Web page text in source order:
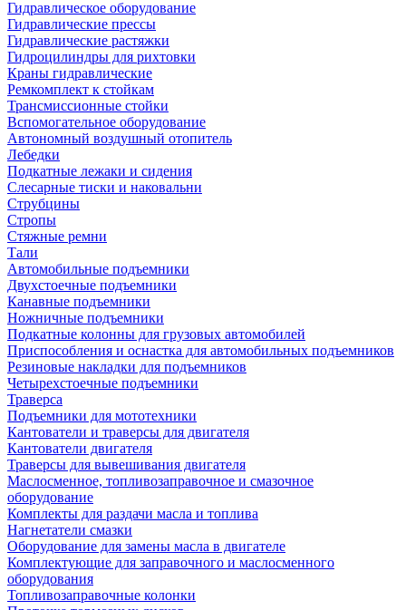
Гидравлическое оборудование
Гидравлические прессы
Гидравлические растяжки
Гидроцилиндры для рихтовки
Краны гидравлические
Ремкомплект к стойкам
Трансмиссионные стойки
Вспомогательное оборудование
Автономный воздушный отопитель
Лебедки
Подкатные лежаки и сидения
Слесарные тиски и наковальни
Струбцины
Стропы
Стяжные ремни
Тали
Автомобильные подъемники
Двухстоечные подъемники
Канавные подъемники
Ножничные подъемники
Подкатные колонны для грузовых автомобилей
Приспособления и оснастка для автомобильных подъемников
Резиновые накладки для подъемников
Четырехстоечные подъемники
Траверса
Подъемники для мототехники
Кантователи и траверсы для двигателя
Кантователи двигателя
Траверсы для вывешивания двигателя
Маслосменное, топливозаправочное и смазочное
оборудование
Комплекты для раздачи масла и топлива
Нагнетатели смазки
Оборудование для замены масла в двигателе
Комплектующие для заправочного и маслосменного
оборудования
Топливозаправочные колонки